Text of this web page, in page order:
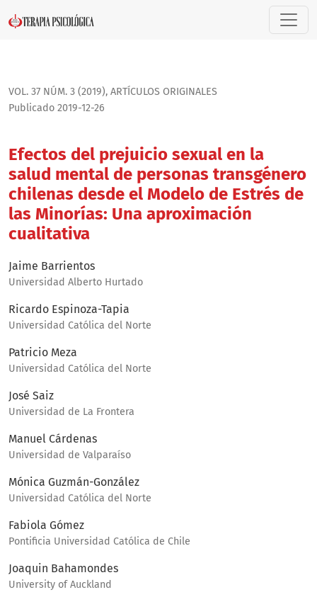
Efectos del prejuicio sexual en la salud mental de
VOL. 37 NÚM. 3 (2019), ARTÍ­CULOS ORIGINALES
Efectos del prejuicio sexual en la
salud mental de personas transgénero
chilenas desde el Modelo de Estrés de
las Minorías: Una aproximación
cualitativa
Publicado 2019-12-26
Jaime Barrientos
Universidad Alberto Hurtado
Ricardo Espinoza-Tapia
Universidad Católica del Norte
Patricio Meza
Universidad Católica del Norte
José Saiz
Universidad de La Frontera
Manuel Cárdenas
Universidad de Valparaíso
Mónica Guzmán-González
Universidad Católica del Norte
Fabiola Gómez
Pontificia Universidad Católica de Chile
Joaquin Bahamondes
University of Auckland